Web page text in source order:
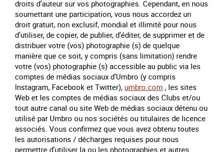
droits d’auteur sur vos photographies. Cependant, en nous
soumettant une participation, vous nous accordez un
droit gratuit, non exclusif, mondial et illimité pour nous
d’utiliser, de copier, de publier, d’éditer, de supprimer et de
distribuer votre (vos) photographie (s) de quelque
manière que ce soit, y compris (sans limitation) rendre
votre (vos) photographie (s) accessible au public via les
comptes de médias sociaux d’Umbro (y compris
Instagram, Facebook et Twitter), umbro.com , les sites
Web et les comptes de médias sociaux des Clubs et/ou
tout autre canal ou site Web de médias sociaux détenu ou
utilisé par Umbro ou nos sociétés ou titulaires de licence
associés. Vous confirmez que vous avez obtenu toutes
les autorisations / décharges requises pour nous
permettre d’utiliser la ou les photographies et autres